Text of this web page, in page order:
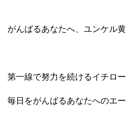
がんばるあなたへ、ユンケル黄
第一線で努力を続けるイチロ
毎日をがんばるあなたへのエー